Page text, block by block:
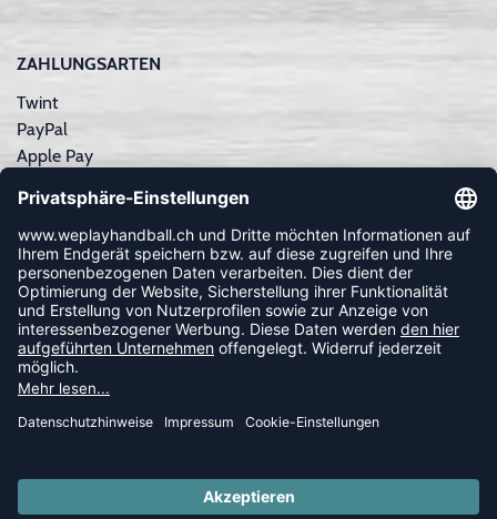
ZAHLUNGSARTEN
Twint
PayPal
Apple Pay
Kreditkarte
Rechnungskauf
NEWSLETTER
FOLLOW US